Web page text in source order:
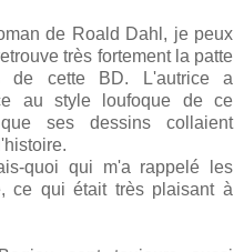
de Roald Dahl, je peux
très fortement la patte
de cette BD. L'autrice a
au style loufoque de ce
ses dessins collaient
quoi qui m'a rappelé les
ce qui était très plaisant à